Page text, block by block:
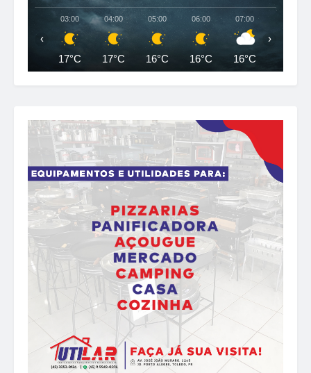
03:00
17°C
04:00
17°C
05:00
16°C
06:00
16°C
07:00
16°C
‹ ›